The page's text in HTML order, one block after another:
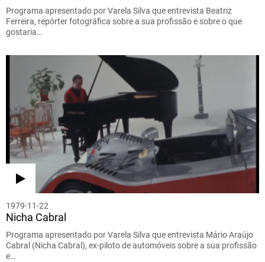
Programa apresentado por Varela Silva que entrevista Beatriz
Ferreira, repórter fotográfica sobre a sua profissão e sobre o que
gostaria…
1979-11-22
Nicha Cabral
Programa apresentado por Varela Silva que entrevista Mário Araújo
Cabral (Nicha Cabral), ex-piloto de automóveis sobre a sua profissão
e…